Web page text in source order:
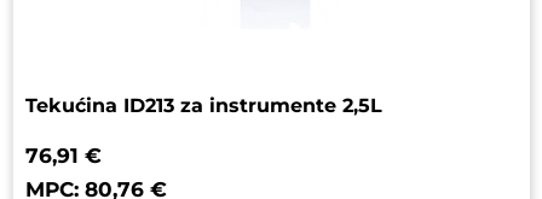
Tekućina ID213 za instrumente 2,5L
76,91 €
MPC: 80,76 €